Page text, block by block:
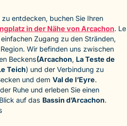
zu entdecken, buchen Sie Ihren
in der Nähe von Arcachon. Le
Zugang zu den Stränden,
Wir befinden uns zwischen
Beckens(Arcachon, La Teste de
Teich) und der Verbindung zu
und dem Val de l’Eyre.
Ruhe und erleben Sie einen
auf das Bassin d’Arcachon.